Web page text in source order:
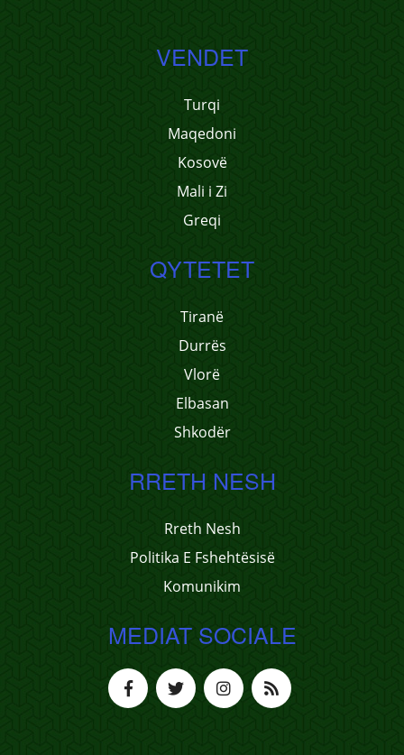
VENDET
Turqi
Maqedoni
Kosovë
Mali i Zi
Greqi
QYTETET
Tiranë
Durrës
Vlorë
Elbasan
Shkodër
RRETH NESH
Rreth Nesh
Politika E Fshehtësisë
Komunikim
MEDIAT SOCIALE